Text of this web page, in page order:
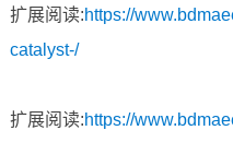
扩展阅读:https://
catalyst-/
扩展阅读:https://